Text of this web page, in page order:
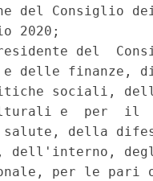
del Consiglio
2020;
del
e delle
sociali,
e  per  il
salute, della
dell'interno,
per le